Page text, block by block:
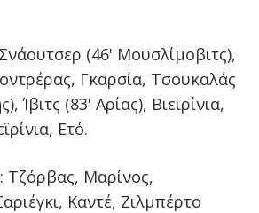
(46' Μουσλίμοβιτς),
Γκαρσία, Τσουκαλάς
Ίβιτς (83' Αρίας), Βιεϊρίνια,
Ετό.
Τζόρβας, Μαρίνος,
Καντέ, Ζιλμπέρτο